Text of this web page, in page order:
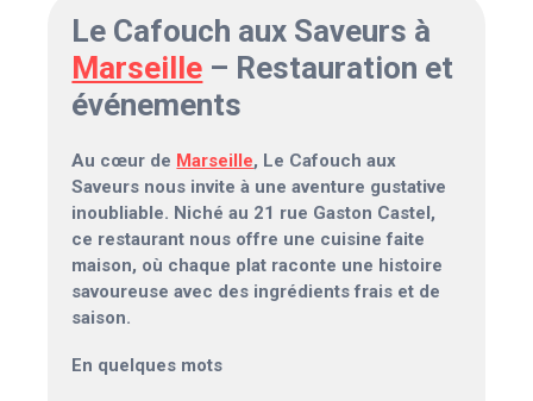
Le Cafouch aux Saveurs à
Marseille – Restauration et
événements
Au cœur de Marseille, Le Cafouch aux
Saveurs nous invite à une aventure gustative
inoubliable. Niché au 21 rue Gaston Castel,
ce restaurant nous offre une cuisine faite
maison, où chaque plat raconte une histoire
savoureuse avec des ingrédients frais et de
saison.
En quelques mots